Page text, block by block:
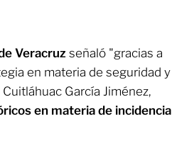
Veracruz señaló "gracias a
en materia de seguridad y
García Jiménez,
en materia de incidencia